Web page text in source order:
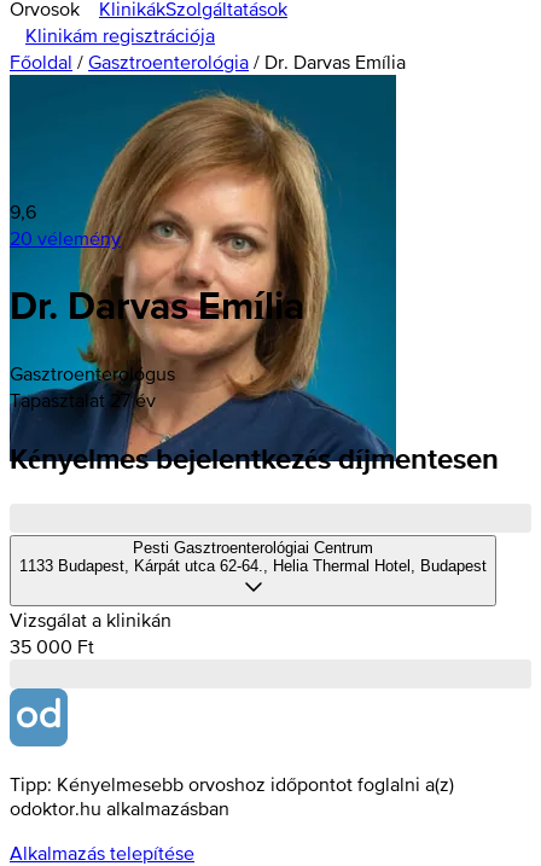
Orvosok KlinikákSzolgáltatások
Klinikám regisztrációja
Főoldal / Gasztroenterológia / Dr. Darvas Emília
9,6
20 vélemény
Dr. Darvas Emília
Gasztroenterológus
Tapasztalat 27 év
Kényelmes bejelentkezés díjmentesen
Pesti Gasztroenterológiai Centrum
1133 Budapest, Kárpát utca 62-64., Helia Thermal Hotel, Budapest
Vizsgálat a klinikán
35 000 Ft
Tipp: Kényelmesebb orvoshoz időpontot foglalni a(z)
odoktor.hu alkalmazásban
Alkalmazás telepítése